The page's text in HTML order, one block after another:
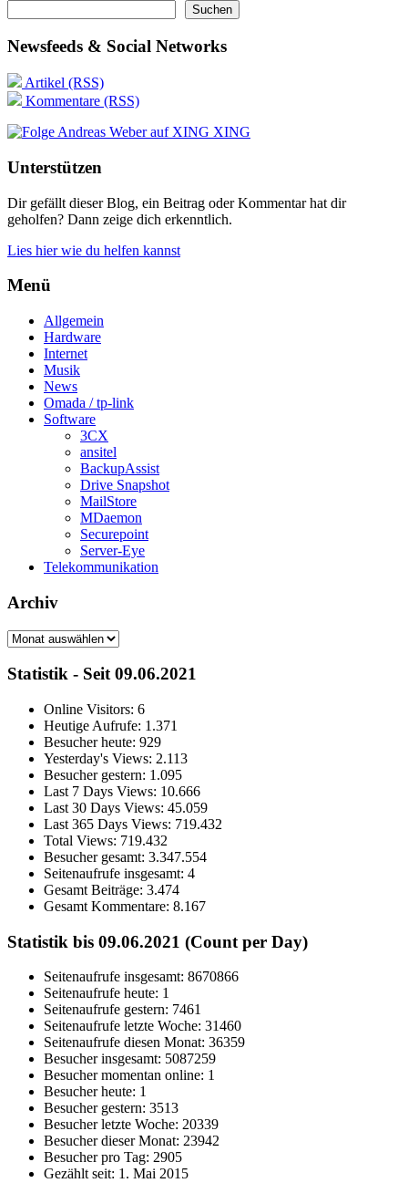
Suchen
Newsfeeds & Social Networks
Artikel (RSS)
Kommentare (RSS)
XING
Unterstützen
Dir gefällt dieser Blog, ein Beitrag oder Kommentar hat dir
geholfen? Dann zeige dich erkenntlich.
Lies hier wie du helfen kannst
Menü
Allgemein
Hardware
Internet
Musik
News
Omada / tp-link
Software
3CX
ansitel
BackupAssist
Drive Snapshot
MailStore
MDaemon
Securepoint
Server-Eye
Telekommunikation
Archiv
Archiv
Statistik - Seit 09.06.2021
Online Visitors: 6
Heutige Aufrufe: 1.371
Besucher heute: 929
Yesterday's Views: 2.113
Besucher gestern: 1.095
Last 7 Days Views: 10.666
Last 30 Days Views: 45.059
Last 365 Days Views: 719.432
Total Views: 719.432
Besucher gesamt: 3.347.554
Seitenaufrufe insgesamt: 4
Gesamt Beiträge: 3.474
Gesamt Kommentare: 8.167
Statistik bis 09.06.2021 (Count per Day)
Seitenaufrufe insgesamt: 8670866
Seitenaufrufe heute: 1
Seitenaufrufe gestern: 7461
Seitenaufrufe letzte Woche: 31460
Seitenaufrufe diesen Monat: 36359
Besucher insgesamt: 5087259
Besucher momentan online: 1
Besucher heute: 1
Besucher gestern: 3513
Besucher letzte Woche: 20339
Besucher dieser Monat: 23942
Besucher pro Tag: 2905
Gezählt seit: 1. Mai 2015